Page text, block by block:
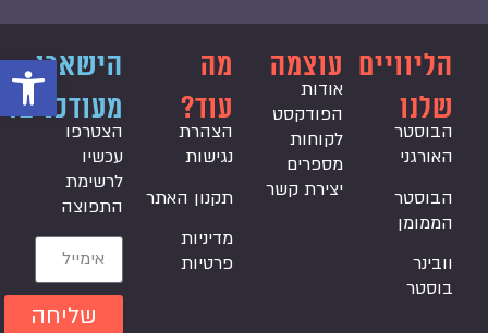
פתח
הליוויים
שלנו
הבוסטר
האורגני
הבוסטר
הממומן
וובינר
בוסטר
עוצמה
אודות
הפודקסט
לקוחות
מספרים
יצירת קשר
מה
עוד?
הצהרת
נגישות
תקנון האתר
מדיניות
פרטיות
הישארו
מעודכנים!
הצטרפו
עכשיו
לרשימת
התפוצה
שליחה